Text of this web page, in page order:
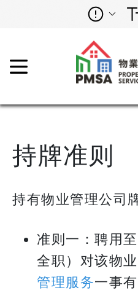
持牌准则
持有物业管理公司
准则一：聘用
全职）对该物
管理服务一事